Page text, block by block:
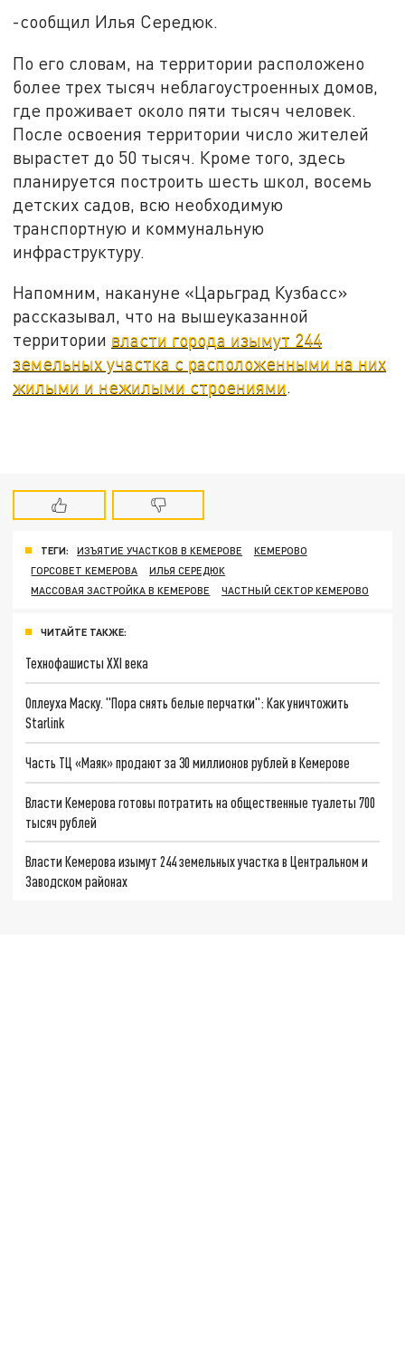
-сообщил Илья Середюк.
По его словам, на территории расположено
более трех тысяч неблагоустроенных домов,
где проживает около пяти тысяч человек.
После освоения территории число жителей
вырастет до 50 тысяч. Кроме того, здесь
планируется построить шесть школ, восемь
детских садов, всю необходимую
транспортную и коммунальную
инфраструктуру.
Напомним, накануне «Царьград Кузбасс»
рассказывал, что на вышеуказанной
территории власти города изымут 244
земельных участка с расположенными на них
жилыми и нежилыми строениями.
ТЕГИ: ИЗЪЯТИЕ УЧАСТКОВ В КЕМЕРОВЕ
КЕМЕРОВО
ГОРСОВЕТ КЕМЕРОВА
ИЛЬЯ СЕРЕДЮК
МАССОВАЯ ЗАСТРОЙКА В КЕМЕРОВЕ
ЧАСТНЫЙ СЕКТОР КЕМЕРОВО
ЧИТАЙТЕ ТАКЖЕ:
Технофашисты XXI века
Оплеуха Маску. "Пора снять белые перчатки": Как уничтожить
Starlink
Часть ТЦ «Маяк» продают за 30 миллионов рублей в Кемерове
Власти Кемерова готовы потратить на общественные туалеты 700
тысяч рублей
Власти Кемерова изымут 244 земельных участка в Центральном и
Заводском районах